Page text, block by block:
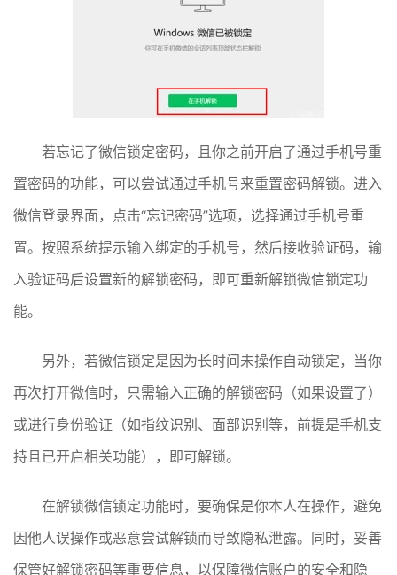
若忘记了微信锁定密码，且你之前开启了通过手机号重
置密码的功能，可以尝试通过手机号来重置密码解锁。进入
微信登录界面，点击“忘记密码”选项，选择通过手机号重
置。按照系统提示输入绑定的手机号，然后接收验证码，输
入验证码后设置新的解锁密码，即可重新解锁微信锁定功
能。
另外，若微信锁定是因为长时间未操作自动锁定，当你
再次打开微信时，只需输入正确的解锁密码（如果设置了）
或进行身份验证（如指纹识别、面部识别等，前提是手机支
持且已开启相关功能），即可解锁。
在解锁微信锁定功能时，要确保是你本人在操作，避免
因他人误操作或恶意尝试解锁而导致隐私泄露。同时，妥善
保管好解锁密码等重要信息，以保障微信账户的安全和隐